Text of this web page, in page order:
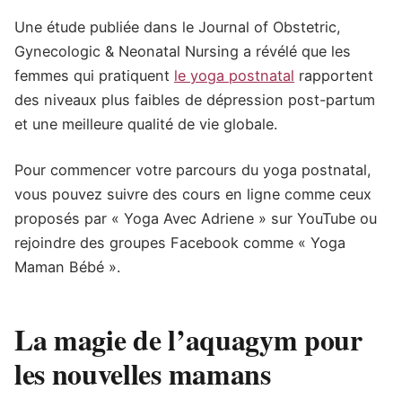
Une étude publiée dans le Journal of Obstetric,
Gynecologic & Neonatal Nursing a révélé que les
femmes qui pratiquent le yoga postnatal rapportent
des niveaux plus faibles de dépression post-partum
et une meilleure qualité de vie globale.
Pour commencer votre parcours du yoga postnatal,
vous pouvez suivre des cours en ligne comme ceux
proposés par « Yoga Avec Adriene » sur YouTube ou
rejoindre des groupes Facebook comme « Yoga
Maman Bébé ».
La magie de l’aquagym pour
les nouvelles mamans